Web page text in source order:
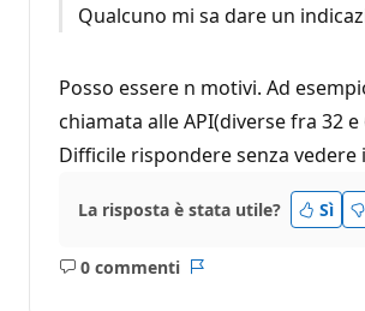
Qualcuno mi sa dare un
Posso essere n motivi. Ad
chiamata alle API(diverse fra 32 e
Difficile rispondere senza vedere
La risposta è stata utile? Sì
0 commenti
Nessun